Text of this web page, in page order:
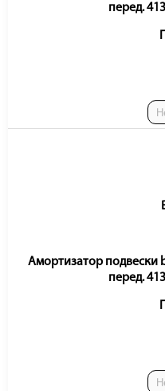
перед.
Амортизатор подвески
перед.